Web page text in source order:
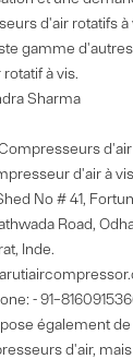
d'air rotatifs à
gamme
à vis.
Sharma
d'air à
No # 41,
Road,
Inde.
-
également
d'air,